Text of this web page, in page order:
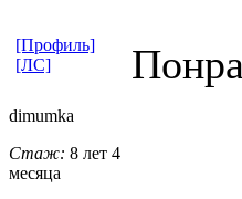
[Профиль]
[ЛС]
dimumka
Стаж: 8 лет 4
месяца